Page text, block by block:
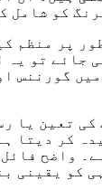
کو شامل
پر منظم
جائے تو یہ
گورننس
تعین یا
کر دیتا
واضح
کو یقینی